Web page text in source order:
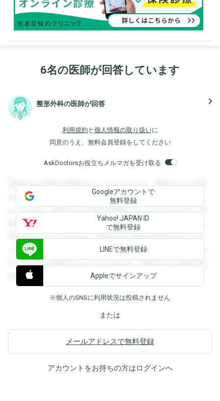
6名の医師が回答しています
整形外科の医師が回答 navigate_next
利用規約 と 個人情報の取り扱いに
同意のうえ、無料会員登録をしてください
AskDoctorsお役立ちメルマガを受け取る
登録すると回答を閲覧することができます。登録すると回答
を閲覧することができます。登録すると回答を閲覧すること
ができます。登録すると回答を閲覧することができます。登
録すると回答を閲覧することができます。登録すると回答を
閲覧することができます。登録すると回答を閲覧することが
できます。登録すると回答を閲覧することができます。登録
すると回答を閲覧することができます。登録すると回答を閲
覧することができます。
Googleアカウントで
無料登録
Yahoo! JAPAN ID
で無料登録
LINEで無料登録
Appleでサインアップ
※個人のSNSに利用状況は投稿されません
または
メールアドレスで無料登録
アカウントをお持ちの方はログインへ